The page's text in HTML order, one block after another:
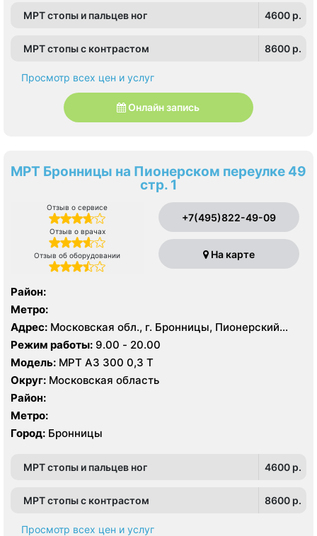
МРТ стопы и пальцев ног 4600 p.
МРТ стопы с контрастом 8600 p.
Просмотр всех цен и услуг
Онлайн запись
МРТ Бронницы на Пионерском переулке 49
стр. 1
Отзыв о сервисе
Отзыв о врачах
Отзыв об оборудовании
+7(495)822-49-09
На карте
Район:
Метро:
Адрес: Московская обл., г. Бронницы, Пионерский
пер., 49, стр. 1
Режим работы: 9.00 - 20.00
Модель: МРТ АЗ 300 0,3 Т
Округ: Московская область
Район:
Метро:
Город: Бронницы
МРТ стопы и пальцев ног 4600 p.
МРТ стопы с контрастом 8600 p.
Просмотр всех цен и услуг